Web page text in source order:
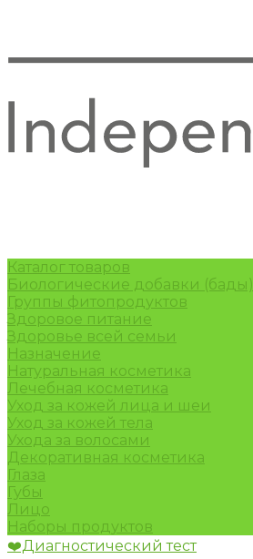
Каталог товаров
Биологические добавки (бады)
Группы фитопродуктов
Здоровое питание
Здоровье всей семьи
Назначение
Натуральная косметика
Лечебная косметика
Уход за кожей лица и шеи
Уход за кожей тела
Ухода за волосами
Декоративная косметика
Глаза
Губы
Лицо
Наборы продуктов
❤️Диагностический тест